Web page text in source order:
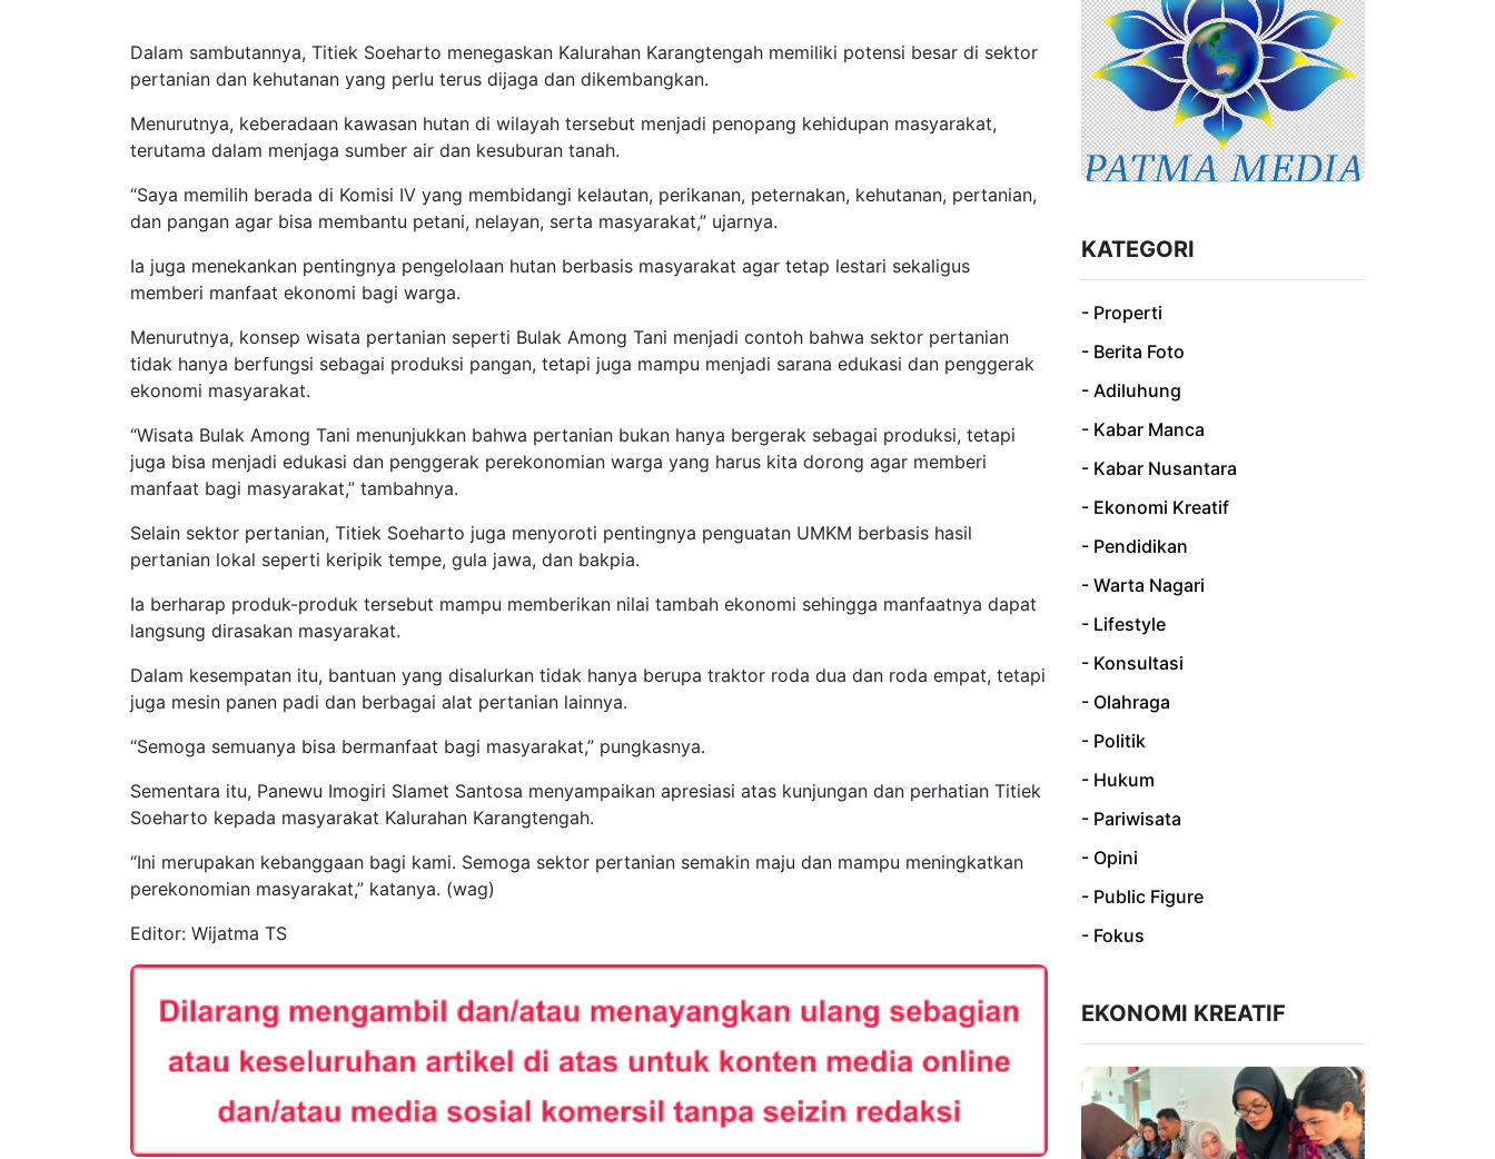
Dalam sambutannya, Titiek Soeharto menegaskan Kalurahan Karangtengah memiliki potensi besar di sektor
pertanian dan kehutanan yang perlu terus dijaga dan dikembangkan.
Menurutnya, keberadaan kawasan hutan di wilayah tersebut menjadi penopang kehidupan masyarakat,
terutama dalam menjaga sumber air dan kesuburan tanah.
“Saya memilih berada di Komisi IV yang membidangi kelautan, perikanan, peternakan, kehutanan, pertanian,
dan pangan agar bisa membantu petani, nelayan, serta masyarakat,” ujarnya.
Ia juga menekankan pentingnya pengelolaan hutan berbasis masyarakat agar tetap lestari sekaligus
memberi manfaat ekonomi bagi warga.
Menurutnya, konsep wisata pertanian seperti Bulak Among Tani menjadi contoh bahwa sektor pertanian
tidak hanya berfungsi sebagai produksi pangan, tetapi juga mampu menjadi sarana edukasi dan penggerak
ekonomi masyarakat.
“Wisata Bulak Among Tani menunjukkan bahwa pertanian bukan hanya bergerak sebagai produksi, tetapi
juga bisa menjadi edukasi dan penggerak perekonomian warga yang harus kita dorong agar memberi
manfaat bagi masyarakat,” tambahnya.
Selain sektor pertanian, Titiek Soeharto juga menyoroti pentingnya penguatan UMKM berbasis hasil
pertanian lokal seperti keripik tempe, gula jawa, dan bakpia.
Ia berharap produk-produk tersebut mampu memberikan nilai tambah ekonomi sehingga manfaatnya dapat
langsung dirasakan masyarakat.
Dalam kesempatan itu, bantuan yang disalurkan tidak hanya berupa traktor roda dua dan roda empat, tetapi
juga mesin panen padi dan berbagai alat pertanian lainnya.
“Semoga semuanya bisa bermanfaat bagi masyarakat,” pungkasnya.
Sementara itu, Panewu Imogiri Slamet Santosa menyampaikan apresiasi atas kunjungan dan perhatian Titiek
Soeharto kepada masyarakat Kalurahan Karangtengah.
“Ini merupakan kebanggaan bagi kami. Semoga sektor pertanian semakin maju dan mampu meningkatkan
perekonomian masyarakat,” katanya. (wag)
Editor: Wijatma TS
KATEGORI
- Properti
- Berita Foto
- Adiluhung
- Kabar Manca
- Kabar Nusantara
- Ekonomi Kreatif
- Pendidikan
- Warta Nagari
- Lifestyle
- Konsultasi
- Olahraga
- Politik
- Hukum
- Pariwisata
- Opini
- Public Figure
- Fokus
EKONOMI KREATIF